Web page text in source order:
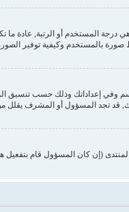
صورة بالمستخدم وكيفية توفير
وفي إعداداتك وذلك حسب
قد تجد المسؤول أو المشرف يقلل
(إن كان المسؤول قام بتفعيل